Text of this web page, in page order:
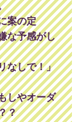
案の定
な予感がし
なしで！」
しやオーダ
？